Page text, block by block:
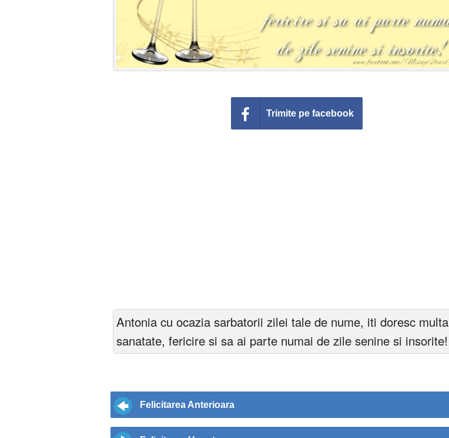
Trimite pe facebook
Antonia cu ocazia sarbatorii zilei tale de nume, iti doresc multa
sanatate, fericire si sa ai parte numai de zile senine si insorite!
Felicitarea Anterioara